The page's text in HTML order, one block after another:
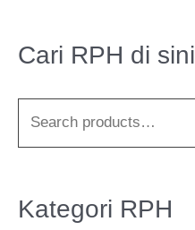
Cari RPH di sini
c
rKategori RPH